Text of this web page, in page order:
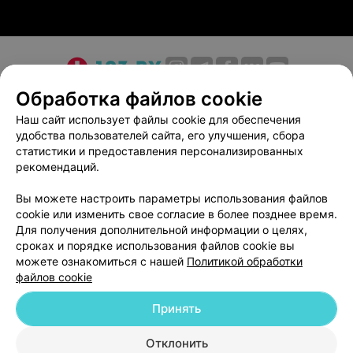
Если же Вас больше интересует организация досуга,
насладиться просмотром фильма в специально
оборудованном зале, чтением интересной книги в
библиотеке или потанцевать в специально
оборудованном зале. Для любителей активного отдыха
в санатории есть настольный теннис и бильярд,
качелями.
Оздоровительный центр «Энергетик» подарит Вам
интересный досуг и веселые развлечения! Ждем Вас!
О проекте Новости проекта
Размещение рекламы
Медицинский маркетинг
Публичный договор
Пользовательское соглашение
Способы оплаты
Вакансии
Партнеры
Написать в поддержку
Персональные настройки cookie
Обработка персональных данных
ВЫ ВЛАДЕЛЕЦ?
Обработка файлов cookie
Наш сайт использует файлы cookie для обеспечения
удобства пользователей сайта, его улучшения, сбора
статистики и предоставления персонализированных
рекомендаций.
Вы можете настроить параметры использования файлов
cookie или изменить свое согласие в более позднее время.
Для получения дополнительной информации о целях,
сроках и порядке использования файлов cookie вы
можете ознакомиться с нашей Политикой обработки
файлов cookie
Отклонить
Принять